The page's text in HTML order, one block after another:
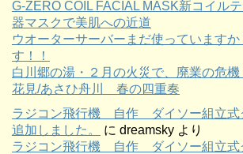
G-ZERO COIL FACIAL MASK新コイル
器マスクで美肌への近道
ウオーターサーバーまだ使っていますか
す！！
白川郷の湯・２月の火災で、廃業の危機
花見/あさひ舟川 春の四重奏
ラジコン飛行機 自作 ダイソー組立式
追加しました。
に dreamsky より
ラジコン飛行機 自作 ダイソー組立式